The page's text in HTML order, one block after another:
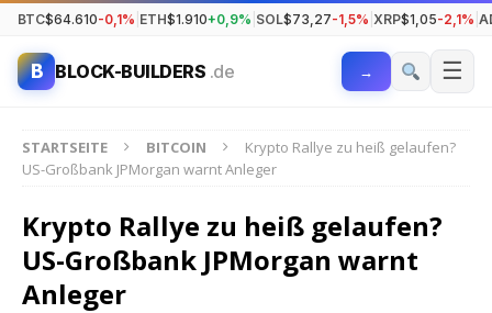
BTC$64.610-0,1% ETH$1.910+0,9% SOL$73,27-1,5% XRP$1,05-2,1%
B BLOCK-BUILDERS .de → ☰
STARTSEITE BITCOIN
Krypto Rallye zu heiß gelaufen?
US-Großbank JPMorgan warnt Anleger
Krypto Rallye zu heiß gelaufen?
US-Großbank JPMorgan warnt
Anleger